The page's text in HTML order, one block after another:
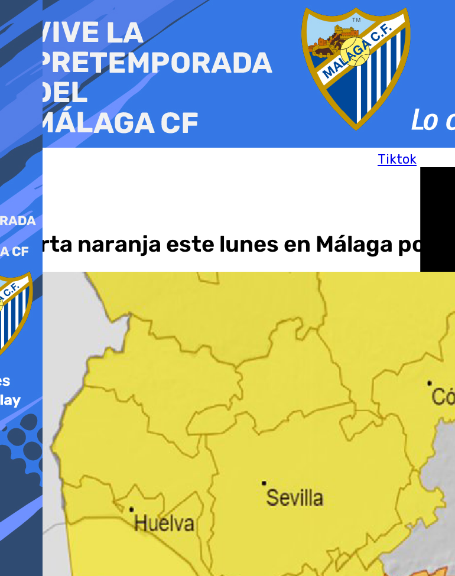
al
contenido
Tiktok
Alerta naranja este lunes en Málaga por